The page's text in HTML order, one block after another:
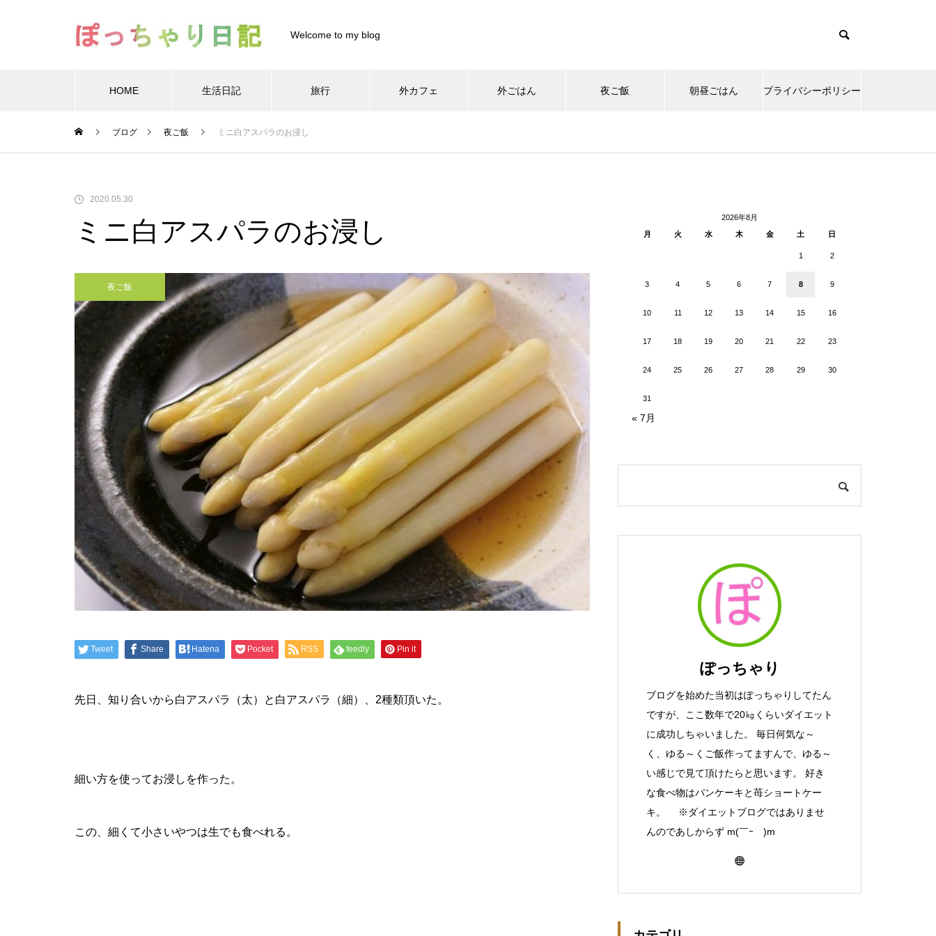
Welcome to my blog
HOME 生活日記 旅行 外カフェ 外ごはん 夜ご飯 朝昼ごはん プライバシーポリシー
content/themes/muum_tcd085/functions/menu.php
ブログ 夜ご飯 ミニ白アスパラのお浸し
2020.05.30
ミニ白アスパラのお浸し
夜ご飯
Tweet Share Hatena Pocket RSS feedly Pin it
先日、知り合いから白アスパラ（太）と白アスパラ（細）、2種類頂いた。
細い方を使ってお浸しを作った。
この、細くて小さいやつは生でも食べれる。
2026年8月
月
火 水 木 金 土 日
1 2
3 4 5 6 7 8 9
10 11 12 13 14 15 16
17 18 19 20 21 22 23
24 25 26 27 28 29 30
31
« 7月
ぽっちゃり
ブログを始めた当初はぽっちゃりしてたん
ですが、ここ数年で20㎏くらいダイエット
に成功しちゃいました。 毎日何気な～
く、ゆる～くご飯作ってますんで、ゆる～
い感じで見て頂けたらと思います。 好き
な食べ物はパンケーキと苺ショートケー
キ。 ※ダイエットブログではありませ
んのであしからず m(￣ｰ￣)m